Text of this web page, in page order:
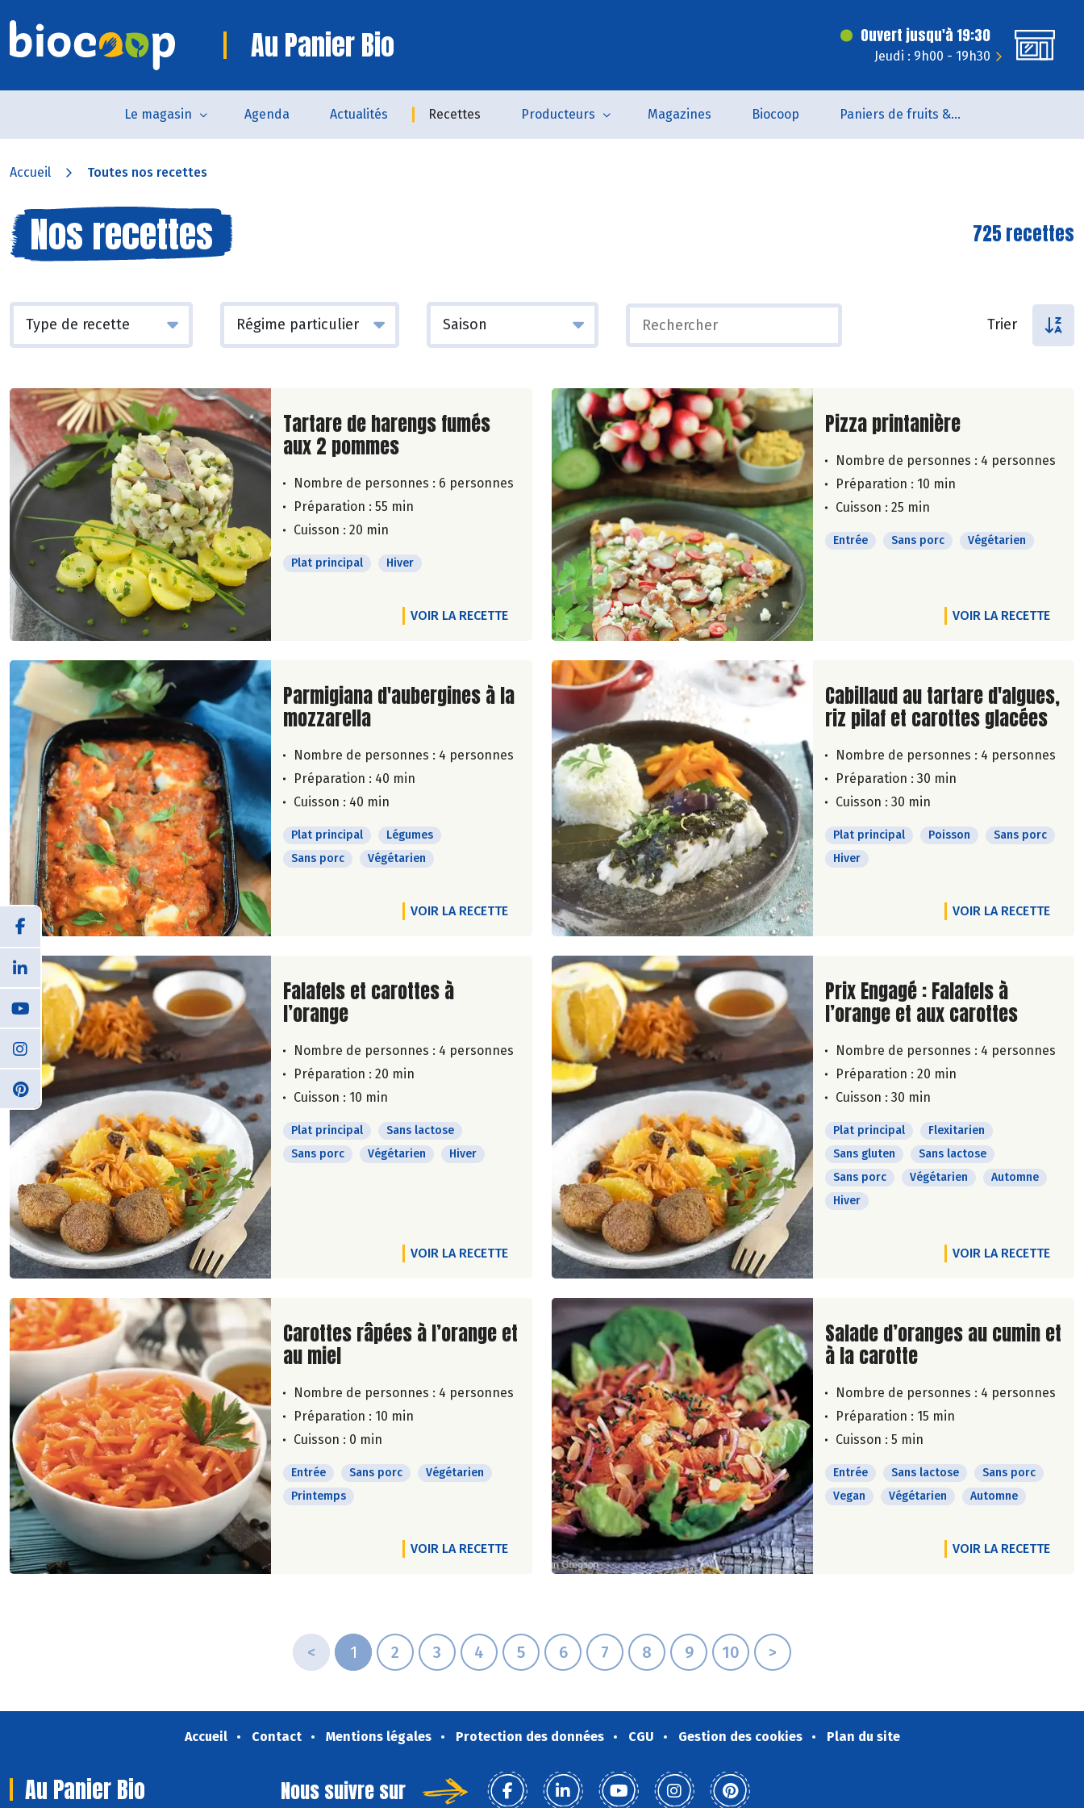
Au Panier Bio Ouvert jusqu'à 19:30
Jeudi : 9h00 - 19h30
Le magasin Agenda Actualités Recettes Producteurs Magazines Biocoop Paniers de fruits & légumes
Accueil Toutes nos recettes
Nos recettes 725 recettes
Trier
Lire la suite de la recette
Tartare de harengs fumés
aux 2 pommes
Nombre de personnes : 6 personnes
Préparation : 55 min
Cuisson : 20 min
Plat principal Hiver
VOIR LA RECETTE
Lire la suite de la recette
Pizza printanière
Nombre de personnes : 4 personnes
Préparation : 10 min
Cuisson : 25 min
Entrée Sans porc Végétarien
VOIR LA RECETTE
Lire la suite de la recette
Parmigiana d'aubergines à la
mozzarella
Nombre de personnes : 4 personnes
Préparation : 40 min
Cuisson : 40 min
Plat principal
Légumes
Sans porc
Végétarien
VOIR LA RECETTE
Lire la suite de la recette
Cabillaud au tartare d'algues,
riz pilaf et carottes glacées
Nombre de personnes : 4 personnes
Préparation : 30 min
Cuisson : 30 min
Plat principal Poisson
Sans porc
Hiver
VOIR LA RECETTE
Lire la suite de la recette
Falafels et carottes à
l’orange
Nombre de personnes : 4 personnes
Préparation : 20 min
Cuisson : 10 min
Plat principal
Sans lactose
Sans porc
Végétarien Hiver
VOIR LA RECETTE
Lire la suite de la recette
Prix Engagé : Falafels à
l’orange et aux carottes
Nombre de personnes : 4 personnes
Préparation : 20 min
Cuisson : 30 min
Plat principal
Flexitarien
Sans gluten
Sans lactose
Sans porc
Végétarien
Automne
Hiver
VOIR LA RECETTE
Lire la suite de la recette
Carottes râpées à l’orange et
au miel
Nombre de personnes : 4 personnes
Préparation : 10 min
Cuisson : 0 min
Entrée Sans porc
Végétarien
Printemps
VOIR LA RECETTE
Lire la suite de la recette
Salade d’oranges au cumin et
à la carotte
Nombre de personnes : 4 personnes
Préparation : 15 min
Cuisson : 5 min
Entrée Sans lactose
Sans porc
Vegan
Végétarien Automne
VOIR LA RECETTE
< 1 2 3 4 5 6 7 8 9 10 >
Accueil Contact Mentions légales Protection des données CGU Gestion des cookies Plan du site
Au Panier Bio Nous suivre sur